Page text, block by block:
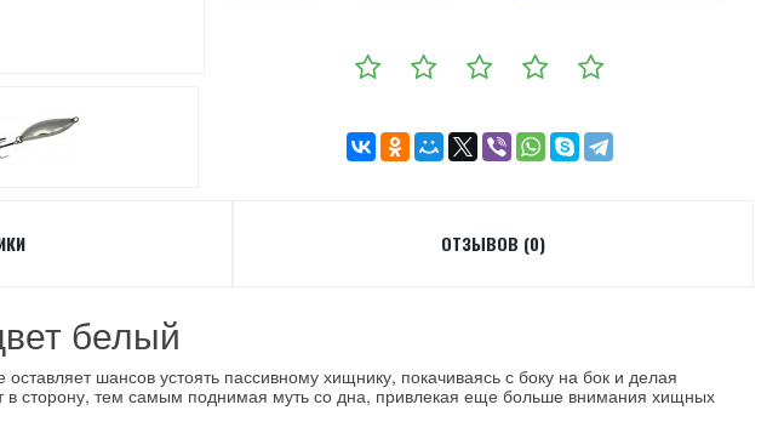
ОТЗЫВОВ (0)
белый
шансов устоять пассивному хищнику, покачиваясь с боку на бок и делая
в сторону, тем самым поднимая муть со дна, привлекая еще больше внимания хищных